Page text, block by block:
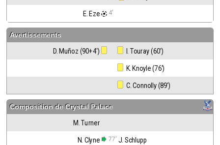
E. Eze 4'
Avertissements
D. Muñoz (90+4') I. Touray (60')
K. Knoyle (76')
C. Connolly (89')
Composition deCrystal Palace
M. Turner
N. Clyne 77' J. Schlupp